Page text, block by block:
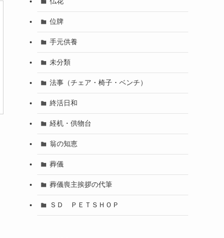
位牌
手元供養
未分類
法事（チェア・椅子・ベンチ）
終活日和
経机・供物台
翁の知恵
葬儀
葬儀喪主挨拶の代筆
ＳＤ ＰＥＴＳＨＯＰ